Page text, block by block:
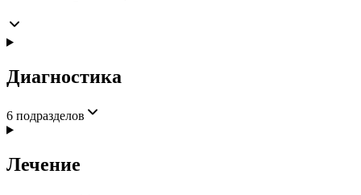
Диагностика
6 подразделов
Лечение